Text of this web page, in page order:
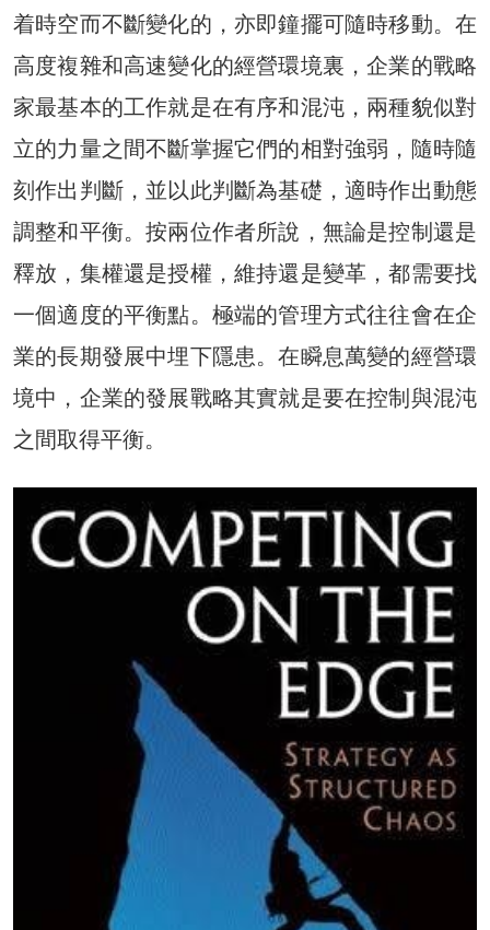
着時空而不斷變化的，亦即鐘擺可隨時移動。在
高度複雜和高速變化的經營環境裏，企業的戰略
家最基本的工作就是在有序和混沌，兩種貌似對
立的力量之間不斷掌握它們的相對強弱，隨時隨
刻作出判斷，並以此判斷為基礎，適時作出動態
調整和平衡。按兩位作者所說，無論是控制還是
釋放，集權還是授權，維持還是變革，都需要找
一個適度的平衡點。極端的管理方式往往會在企
業的長期發展中埋下隱患。在瞬息萬變的經營環
境中，企業的發展戰略其實就是要在控制與混沌
之間取得平衡。